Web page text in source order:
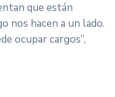
que están
nos hacen a un lado.
ocupar cargos”,